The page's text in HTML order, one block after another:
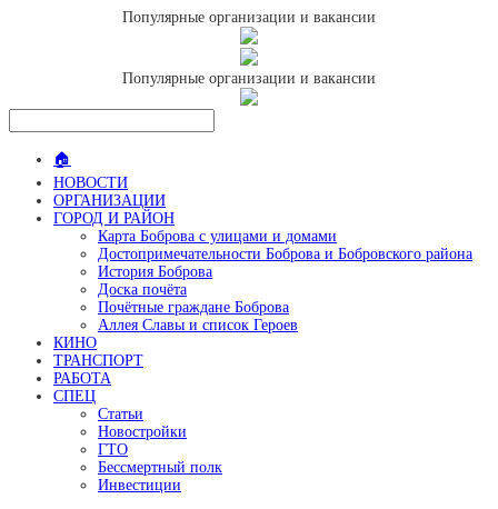
Популярные организации и вакансии
Популярные организации и вакансии
🏠
НОВОСТИ
ОРГАНИЗАЦИИ
ГОРОД И РАЙОН
Карта Боброва с улицами и домами
Достопримечательности Боброва и Бобровского района
История Боброва
Доска почёта
Почётные граждане Боброва
Аллея Славы и список Героев
КИНО
ТРАНСПОРТ
РАБОТА
СПЕЦ
Статьи
Новостройки
ГТО
Бессмертный полк
Инвестиции